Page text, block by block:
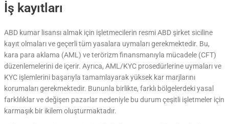
İş kayıtları
ABD kumar lisansı almak için işletmecilerin resmi ABD şirket siciline
kayıt olmaları ve geçerli tüm yasalara uymaları gerekmektedir. Bu,
kara para aklama (AML) ve terörizm finansmanıyla mücadele (CFT)
düzenlemelerini de içerir. Ayrıca, AML/KYC prosedürlerine uymaları ve
KYC işlemlerini başarıyla tamamlayarak yüksek kar marjlarını
korumaları gerekmektedir. Bununla birlikte, farklı bölgelerdeki yasal
farklılıklar ve değişen pazarlar nedeniyle bu durum çeşitli işletmeler için
karmaşık bir ikilem oluşturmaktadır.